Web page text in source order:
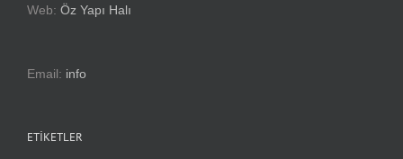
Web: Öz Yapı Halı
Email: info
ETIKETLER